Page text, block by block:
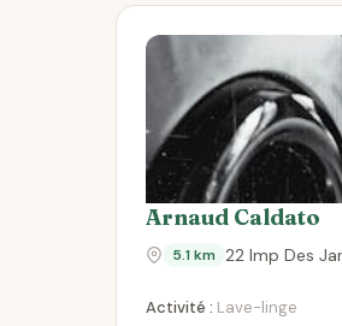
Arnaud Caldato
5.1 km 22 Imp Des
Activité : Lave-linge